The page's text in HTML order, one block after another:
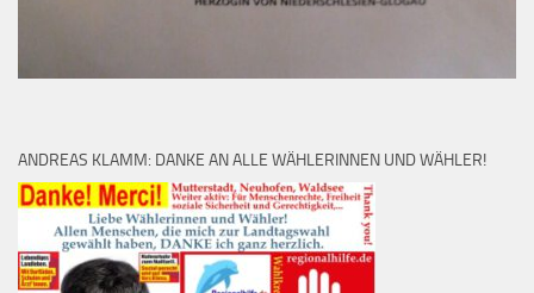
ANDREAS KLAMM: DANKE AN ALLE WÄHLERINNEN UND WÄHLER!